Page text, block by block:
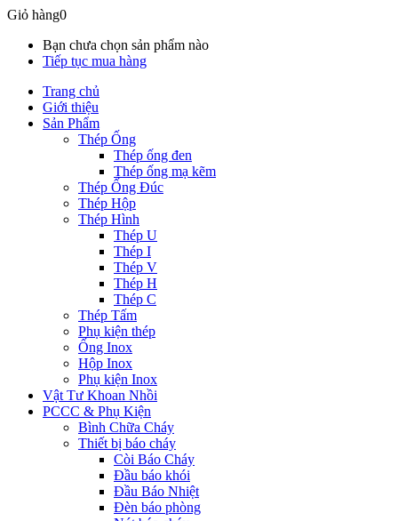
Giỏ hàng0
Bạn chưa chọn sản phẩm nào
Tiếp tục mua hàng
Trang chủ
Giới thiệu
Sản Phẩm
Thép Ống
Thép ống đen
Thép ống mạ kẽm
Thép Ống Đúc
Thép Hộp
Thép Hình
Thép U
Thép I
Thép V
Thép H
Thép C
Thép Tấm
Phụ kiện thép
Ống Inox
Hộp Inox
Phụ kiện Inox
Vật Tư Khoan Nhồi
PCCC & Phụ Kiện
Bình Chữa Cháy
Thiết bị báo cháy
Còi Báo Cháy
Đầu báo khói
Đầu Báo Nhiệt
Đèn báo phòng